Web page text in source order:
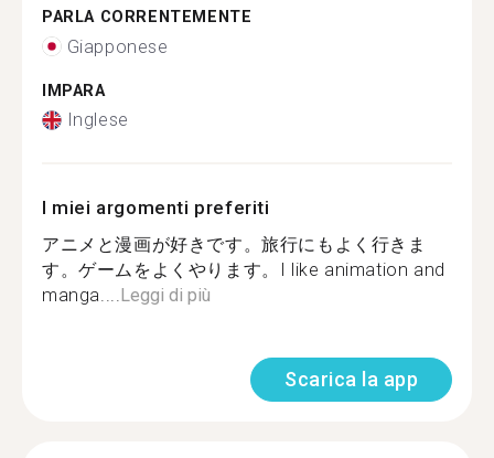
PARLA CORRENTEMENTE
Giapponese
IMPARA
Inglese
I miei argomenti preferiti
アニメと漫画が好きです。旅行にもよく行きま
す。ゲームをよくやります。I like animation and
manga....Leggi di più
Scarica la app